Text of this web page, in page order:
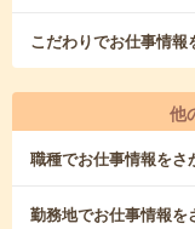
こだわりでお仕事情報
他
職種でお仕事情報をさ
勤務地でお仕事情報を